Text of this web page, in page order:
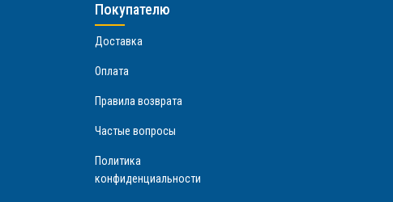
Покупателю
Доставка
Оплата
Правила возврата
Частые вопросы
Политика
конфиденциальности